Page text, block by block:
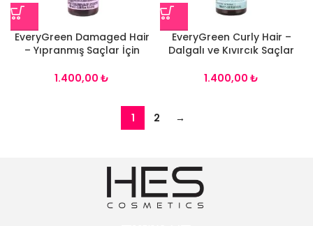
EveryGreen Damaged Hair
– Yıpranmış Saçlar İçin
100ml ₺
EveryGreen Curly Hair –
Dalgalı ve Kıvırcık Saçlar
Serumu 100ml
₺
1 2 →